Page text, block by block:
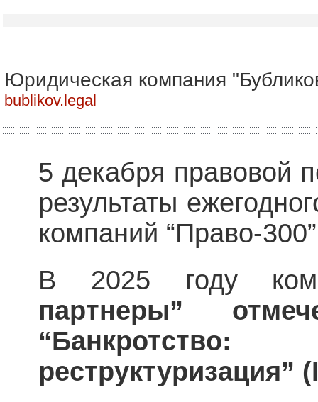
Юридическая компания
bublikov.legal
5 декабря правовой
результаты
компаний “Право-300”
В 2025 году
партнеры”
реструктуризация”